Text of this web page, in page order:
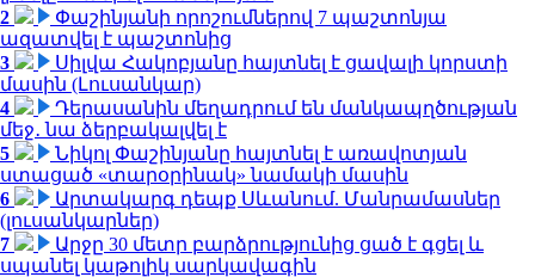
2
Փաշինյանի որոշումներով 7 պաշտոնյա
ազատվել է պաշտոնից
3
Սիլվա Հակոբյանը հայտնել է ցավալի կորստի
մասին (Լուսանկար)
4
Դերասանին մեղադրում են մանկապղծության
մեջ․ նա ձերբակալվել է
5
Նիկոլ Փաշինյանը հայտնել է առավոտյան
ստացած «տարօրինակ» նամակի մասին
6
Արտակարգ դեպք Սևանում. Մանրամասներ
(լուսանկարներ)
7
Արջը 30 մետր բարձրությունից ցած է գցել և
սպանել կաթոլիկ սարկավագին